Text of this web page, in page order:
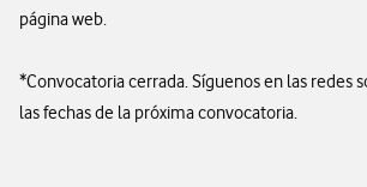
página web.
*Convocatoria cerrada. Síguenos en las redes
las fechas de la próxima convocatoria.